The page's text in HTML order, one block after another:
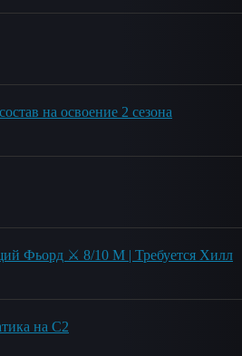
на освоение 2 сезона
Фьорд ⚔️ 8/10 М | Требуется Хилл
на С2